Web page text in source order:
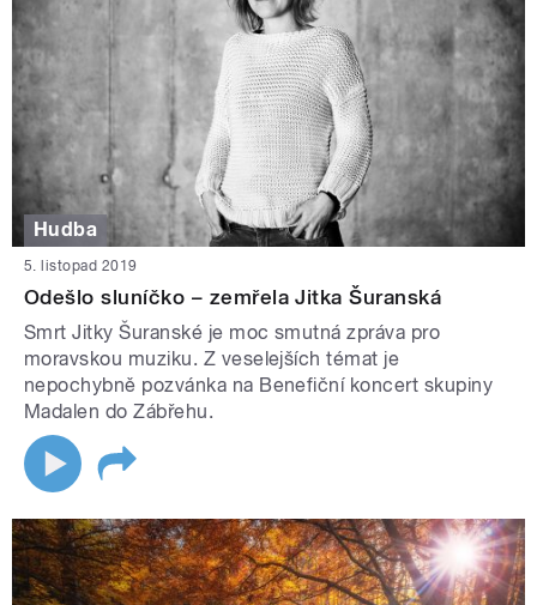
Hudba
5. listopad 2019
Odešlo sluníčko – zemřela Jitka Šuranská
Smrt Jitky Šuranské je moc smutná zpráva pro
moravskou muziku. Z veselejších témat je
nepochybně pozvánka na Benefiční koncert skupiny
Madalen do Zábřehu.